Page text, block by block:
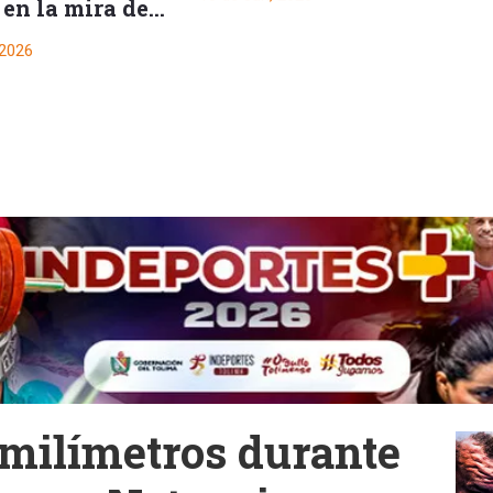
la mira de
durante